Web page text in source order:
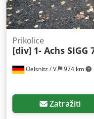
Oelsnitz / V. 974 km
Prikolice
[div] 1- Achs SIGG
Zatražiti